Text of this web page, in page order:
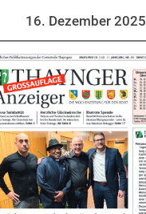
16. Dezember 2025